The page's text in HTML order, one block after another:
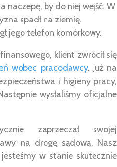
naczepę, by do niej wejść. W
spadł na ziemię.
jego telefon komórkowy.
klient zwrócił się
wobec pracodawcy. Już na
i higieny pracy,
wysłaliśmy oficjalne
zaprzeczał swojej
na drogę sądową. Nasz
w stanie skutecznie